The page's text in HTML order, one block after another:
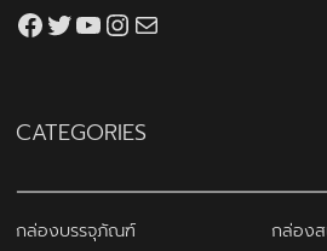
Facebook
Twitter
YouTube
Instagram
CATEGORIES
กล่องบรรจุภัณฑ์
กล่อง